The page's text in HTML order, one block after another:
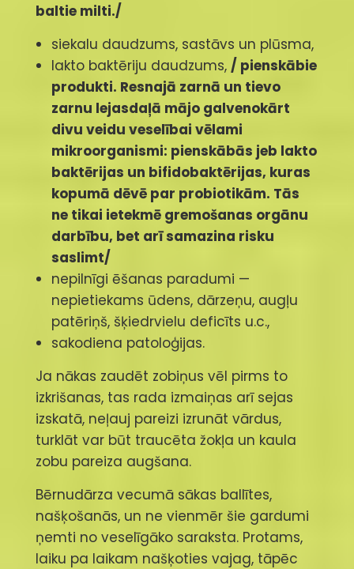
baltie milti./
siekalu daudzums, sastāvs un plūsma,
lakto baktēriju daudzums, / pienskābie
produkti. Resnajā zarnā un tievo
zarnu lejasdaļā mājo galvenokārt
divu veidu veselībai vēlami
mikroorganismi: pienskābās jeb lakto
baktērijas un bifidobaktērijas, kuras
kopumā dēvē par probiotikām. Tās
ne tikai ietekmē gremošanas orgānu
darbību, bet arī samazina risku
saslimt/
nepilnīgi ēšanas paradumi —
nepietiekams ūdens, dārzeņu, augļu
patēriņš, šķiedrvielu deficīts u.c.,
sakodiena patoloģijas.
Ja nākas zaudēt zobiņus vēl pirms to
izkrišanas, tas rada izmaiņas arī sejas
izskatā, neļauj pareizi izrunāt vārdus,
turklāt var būt traucēta žokļa un kaula
zobu pareiza augšana.
Bērnudārza vecumā sākas ballītes,
našķošanās, un ne vienmēr šie gardumi
ņemti no veselīgāko saraksta. Protams,
laiku pa laikam našķoties vajag, tāpēc